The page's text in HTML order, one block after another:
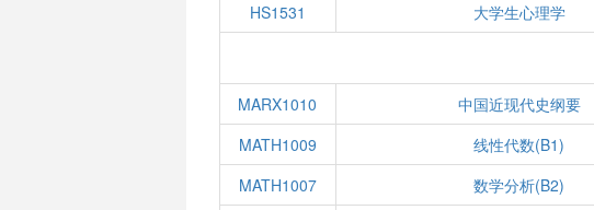
HS1531 大学生心理学
MARX1010 中国近现代史纲要
MATH1009
线性代数(B1)
MATH1007
数学分析(B2)